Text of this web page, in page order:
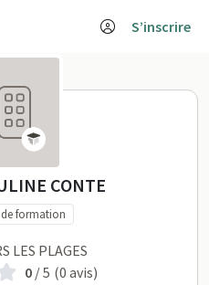
S’inscrire
CONTE
CONTE
formation
LES PLAGES
0/ 5 (0 avis)